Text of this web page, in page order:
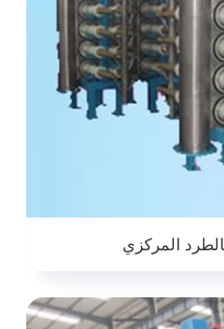
المركزي